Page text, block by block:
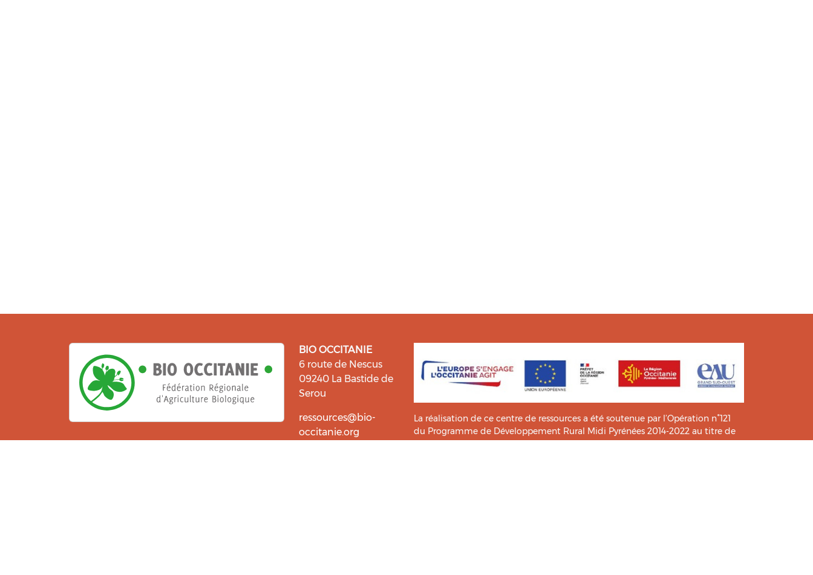
BIO OCCITANIE
6 route de Nescus
09240 La Bastide de
Serou
ressources@bio-
occitanie.org
La réalisation de ce centre de ressources a été soutenue par l’Opération n°121
du Programme de Développement Rural Midi Pyrénées 2014-2022 au titre de
l’information et la diffusion de connaissance et de pratiques.